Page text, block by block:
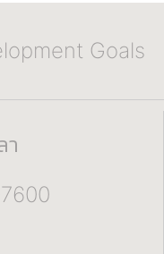
Goals
า